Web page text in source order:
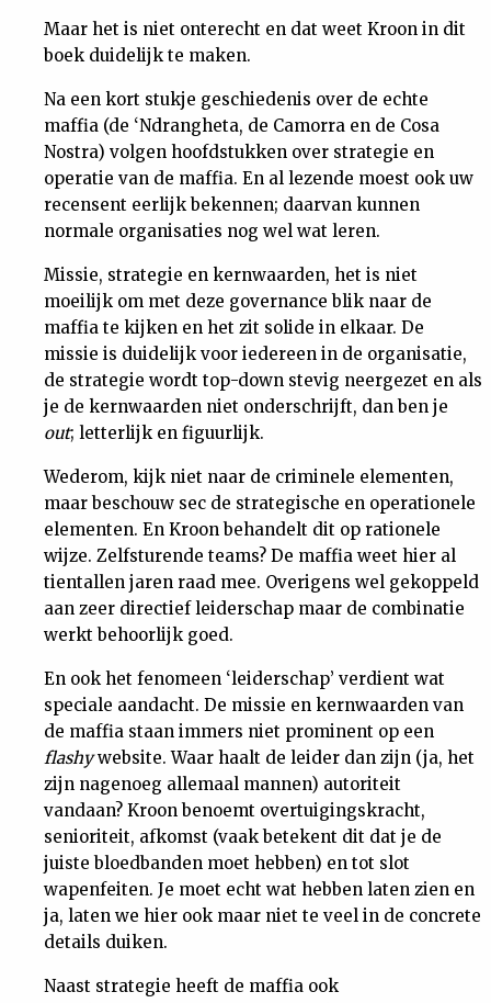
Maar het is niet onterecht en dat weet Kroon in dit
boek duidelijk te maken.
Na een kort stukje geschiedenis over de echte
maffia (de ‘Ndrangheta, de Camorra en de Cosa
Nostra) volgen hoofdstukken over strategie en
operatie van de maffia. En al lezende moest ook uw
recensent eerlijk bekennen; daarvan kunnen
normale organisaties nog wel wat leren.
Missie, strategie en kernwaarden, het is niet
moeilijk om met deze governance blik naar de
maffia te kijken en het zit solide in elkaar. De
missie is duidelijk voor iedereen in de organisatie,
de strategie wordt top-down stevig neergezet en als
je de kernwaarden niet onderschrijft, dan ben je
out; letterlijk en figuurlijk.
Wederom, kijk niet naar de criminele elementen,
maar beschouw sec de strategische en operationele
elementen. En Kroon behandelt dit op rationele
wijze. Zelfsturende teams? De maffia weet hier al
tientallen jaren raad mee. Overigens wel gekoppeld
aan zeer directief leiderschap maar de combinatie
werkt behoorlijk goed.
En ook het fenomeen ‘leiderschap’ verdient wat
speciale aandacht. De missie en kernwaarden van
de maffia staan immers niet prominent op een
flashywebsite. Waar haalt de leider dan zijn (ja, het
zijn nagenoeg allemaal mannen) autoriteit
vandaan? Kroon benoemt overtuigingskracht,
senioriteit, afkomst (vaak betekent dit dat je de
juiste bloedbanden moet hebben) en tot slot
wapenfeiten. Je moet echt wat hebben laten zien en
ja, laten we hier ook maar niet te veel in de concrete
details duiken.
Naast strategie heeft de maffia ook